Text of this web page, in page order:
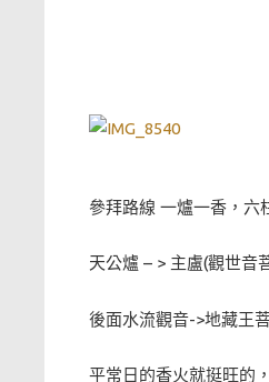
參拜路線 一爐一香，六
天公爐 – > 主盧(觀世音
後面水流觀音->地藏王
平常日的香火就挺旺的